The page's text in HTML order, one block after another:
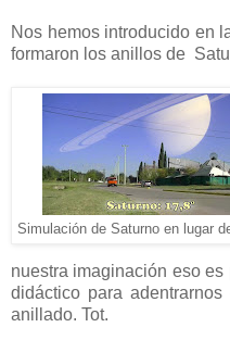
Nos hemos introducido en
formaron los anillos de
Simulación de Saturno en lugar
nuestra imaginación eso
didáctico para
anillado. Tot.